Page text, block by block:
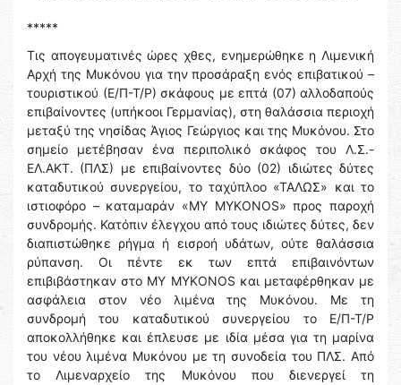
*****
Τις απογευματινές ώρες χθες, ενημερώθηκε η Λιμενική
Αρχή της Μυκόνου για την προσάραξη ενός επιβατικού –
τουριστικού (Ε/Π-Τ/Ρ) σκάφους με επτά (07) αλλοδαπούς
επιβαίνοντες (υπήκοοι Γερμανίας), στη θαλάσσια περιοχή
μεταξύ της νησίδας Άγιος Γεώργιος και της Μυκόνου. Στο
σημείο μετέβησαν ένα περιπολικό σκάφος του Λ.Σ.-
ΕΛ.ΑΚΤ. (ΠΛΣ) με επιβαίνοντες δύο (02) ιδιώτες δύτες
καταδυτικού συνεργείου, το ταχύπλοο «ΤΑΛΩΣ» και το
ιστιοφόρο – καταμαράν «ΜΥ ΜΥΚΟΝΟS» προς παροχή
συνδρομής. Κατόπιν έλεγχου από τους ιδιώτες δύτες, δεν
διαπιστώθηκε ρήγμα ή εισροή υδάτων, ούτε θαλάσσια
ρύπανση. Οι πέντε εκ των επτά επιβαινόντων
επιβιβάστηκαν στο MY MYKONOS και μεταφέρθηκαν με
ασφάλεια στον νέο λιμένα της Μυκόνου. Με τη
συνδρομή του καταδυτικού συνεργείου το Ε/Π-Τ/Ρ
αποκολλήθηκε και έπλευσε με ιδία μέσα για τη μαρίνα
του νέου λιμένα Μυκόνου με τη συνοδεία του ΠΛΣ. Από
το Λιμεναρχείο της Μυκόνου που διενεργεί τη